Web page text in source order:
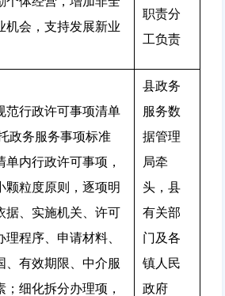
机会，支持发展新业
职责分
工负责
范行政许可事项清单
政务服务事项标准
单内行政许可事项，
颗粒度原则，逐项明
据、实施机关、许可
理程序、申请材料、
、有效期限、中介服
；细化拆分办理项，
县政务
服务数
据管理
局牵
头，县
有关部
门及各
镇人民
政府